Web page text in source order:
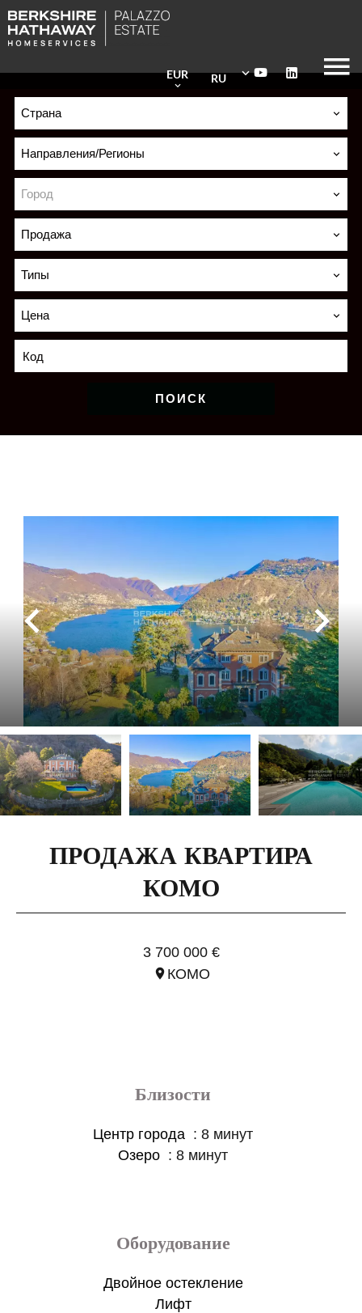
RU
EUR
Страна
Направления/Регионы
Город
Продажа
Типы
Цена
ПОИСК
ПРОДАЖА КВАРТИРА
КОМО
3 700 000 €
КОМО
Близости
Центр города
8 минут
Озеро
8 минут
Оборудование
Двойное остекление
Лифт